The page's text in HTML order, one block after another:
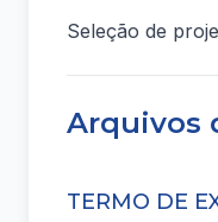
Seleção de
Arquivos
TERMO DE